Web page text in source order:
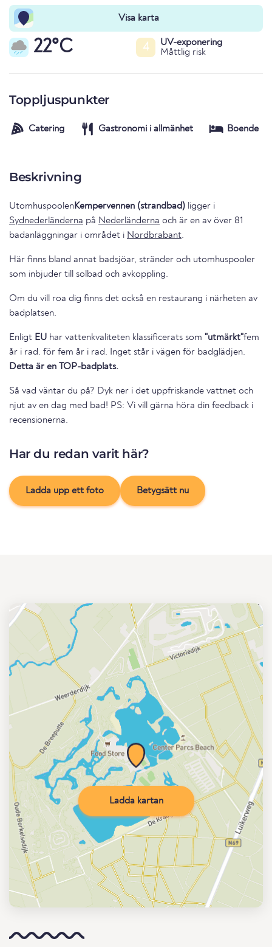
Visa karta
22°C 4
UV-exponering
Måttlig risk
Toppljuspunkter
Catering Gastronomi i allmänhet Boende
Beskrivning
UtomhuspoolenKempervennen (strandbad) ligger i
Sydnederländerna på Nederländerna och är en av över 81
badanläggningar i området i Nordbrabant.
Här finns bland annat badsjöar, stränder och utomhuspooler
som inbjuder till solbad och avkoppling.
Om du vill roa dig finns det också en restaurang i närheten av
badplatsen.
Enligt EU har vattenkvaliteten klassificerats som "utmärkt"fem
år i rad. för fem år i rad. Inget står i vägen för badglädjen.
Detta är en TOP-badplats.
Så vad väntar du på? Dyk ner i det uppfriskande vattnet och
njut av en dag med bad! PS: Vi vill gärna höra din feedback i
recensionerna.
Har du redan varit här?
Ladda upp ett foto Betygsätt nu
Ladda kartan